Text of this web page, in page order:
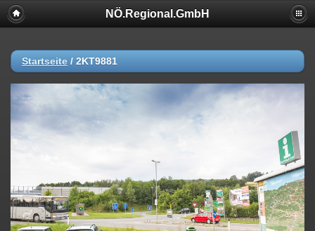
NÖ.Regional.GmbH
Startseite / 2KT9881